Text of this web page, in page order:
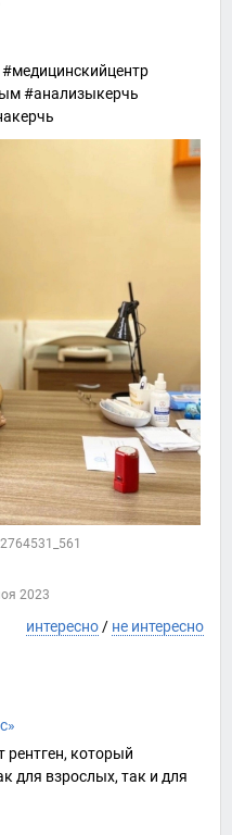
#анализыкерчь
2023
интересно/ не интересно
рентген, который
для взрослых, так и для